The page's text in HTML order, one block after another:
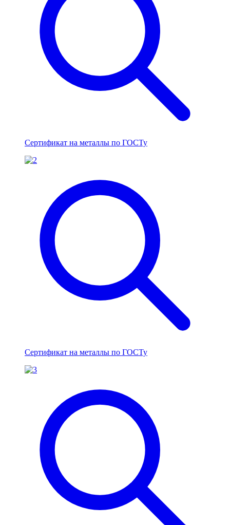
Сертификат на металлы по ГОСТу
Сертификат на металлы по ГОСТу